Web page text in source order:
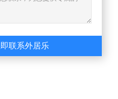
联系外居乐